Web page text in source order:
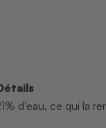
d’eau, ce qui la